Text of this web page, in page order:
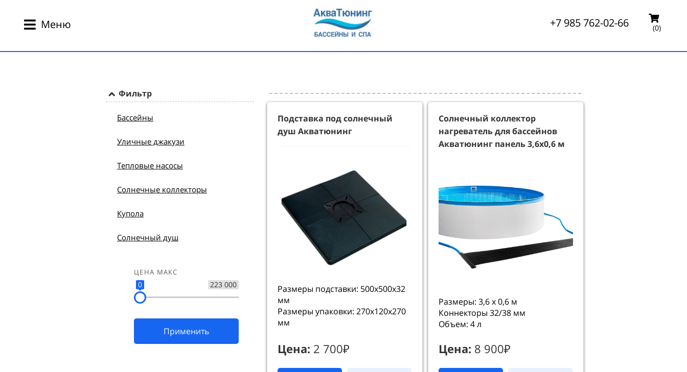
Меню +7 985 762-02-66 (0)
Фильтр
Бассейны
Уличные джакузи
Тепловые насосы
Солнечные коллекторы
Купола
Солнечный душ
ЦЕНА МАКС
223 000
0
Применить
Подставка под солнечный
душ Акватюнинг
Размеры подставки: 500x500x32
мм
Размеры упаковки: 270x120x270
мм
Цена: 2 700₽
Солнечный коллектор
нагреватель для бассейнов
Акватюнинг панель 3,6х0,6 м
Размеры: 3,6 х 0,6 м
Коннекторы 32/38 мм
Объем: 4 л
Цена: 8 900₽